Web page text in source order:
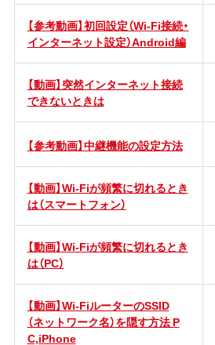
【参考動画】初回設定（Wi-Fi接続・
インターネット設定）Android編
【動画】突然インターネット接続
できないときは
【参考動画】中継機能の設定方法
【動画】Wi-Fiが頻繁に切れるとき
は（スマートフォン）
【動画】Wi-Fiが頻繁に切れるとき
は（PC）
【動画】Wi-FiルーターのSSID
（ネットワーク名）を隠す方法 P
C,iPhone